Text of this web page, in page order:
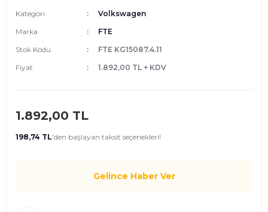
Kategori
Volkswagen
Marka
FTE
Stok Kodu
FTE KG15087.4.11
Fiyat
1.892,00 TL + KDV
1.892,00 TL
198,74 TL'den başlayan taksit seçenekleri!
Gelince Haber Ver